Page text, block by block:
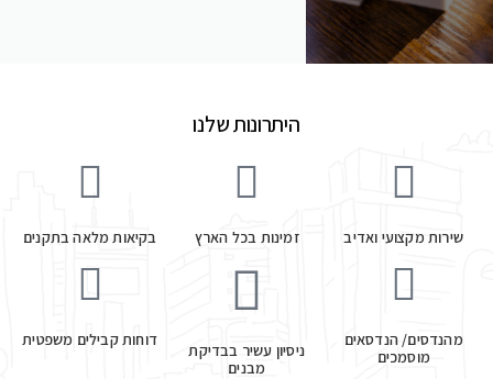
היתרונות שלנו
שירות מקצועי ואדיב זמינות בכל הארץ בקיאות מלאה בתקנים
מהנדסים/ הנדסאים
מוסמכים
ניסיון עשיר בבדיקת
מבנים
דוחות קבילים משפטית